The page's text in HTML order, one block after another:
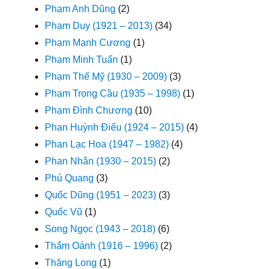
Phạm Anh Dũng (2)
Phạm Duy (1921 – 2013) (34)
Phạm Mạnh Cương (1)
Phạm Minh Tuấn (1)
Phạm Thế Mỹ (1930 – 2009) (3)
Phạm Trọng Cầu (1935 – 1998) (1)
Phạm Đình Chương (10)
Phan Huỳnh Điểu (1924 – 2015) (4)
Phan Lạc Hoa (1947 – 1982) (4)
Phan Nhân (1930 – 2015) (2)
Phú Quang (3)
Quốc Dũng (1951 – 2023) (3)
Quốc Vũ (1)
Song Ngọc (1943 – 2018) (6)
Thẩm Oánh (1916 – 1996) (2)
Thăng Long (1)